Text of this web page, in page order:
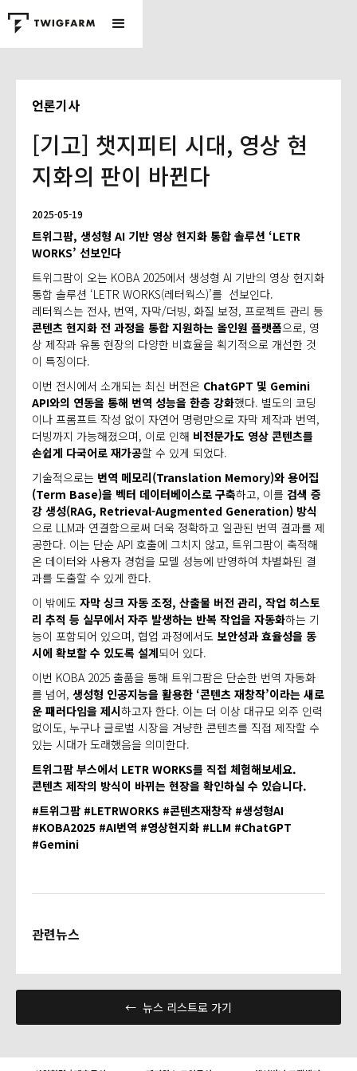
언론기사
[기고] 챗지피티 시대, 영상 현
지화의 판이 바뀐다
2025-05-19
트위그팜, 생성형 AI 기반 영상 현지화 통합 솔루션 ‘LETR
WORKS’ 선보인다
트위그팜이 오는 KOBA 2025에서 생성형 AI 기반의 영상 현지화
통합 솔루션 ‘LETR WORKS(레터웍스)’를 선보인다.
레터웍스는 전사, 번역, 자막/더빙, 화질 보정, 프로젝트 관리 등
콘텐츠 현지화 전 과정을 통합 지원하는 올인원 플랫폼으로, 영
상 제작과 유통 현장의 다양한 비효율을 획기적으로 개선한 것
이 특징이다.
이번 전시에서 소개되는 최신 버전은 ChatGPT 및 Gemini
API와의 연동을 통해 번역 성능을 한층 강화했다. 별도의 코딩
이나 프롬프트 작성 없이 자연어 명령만으로 자막 제작과 번역,
더빙까지 가능해졌으며, 이로 인해 비전문가도 영상 콘텐츠를
손쉽게 다국어로 재가공할 수 있게 되었다.
기술적으로는 번역 메모리(Translation Memory)와 용어집
(Term Base)을 벡터 데이터베이스로 구축하고, 이를 검색 증
강 생성(RAG, Retrieval-Augmented Generation) 방식
으로 LLM과 연결함으로써 더욱 정확하고 일관된 번역 결과를 제
공한다. 이는 단순 API 호출에 그치지 않고, 트위그팜이 축적해
온 데이터와 사용자 경험을 모델 성능에 반영하여 차별화된 결
과를 도출할 수 있게 한다.
이 밖에도 자막 싱크 자동 조정, 산출물 버전 관리, 작업 히스토
리 추적 등 실무에서 자주 발생하는 반복 작업을 자동화하는 기
능이 포함되어 있으며, 협업 과정에서도 보안성과 효율성을 동
시에 확보할 수 있도록 설계되어 있다.
이번 KOBA 2025 출품을 통해 트위그팜은 단순한 번역 자동화
를 넘어, 생성형 인공지능을 활용한 ‘콘텐츠 재창작’이라는 새로
운 패러다임을 제시하고자 한다. 이는 더 이상 대규모 외주 인력
없이도, 누구나 글로벌 시장을 겨냥한 콘텐츠를 직접 제작할 수
있는 시대가 도래했음을 의미한다.
트위그팜 부스에서 LETR WORKS를 직접 체험해보세요.
콘텐츠 제작의 방식이 바뀌는 현장을 확인하실 수 있습니다.
#트위그팜 #LETRWORKS #콘텐츠재창작 #생성형AI
#KOBA2025 #AI번역 #영상현지화 #LLM #ChatGPT
#Gemini
관련뉴스
← 뉴스 리스트로 가기